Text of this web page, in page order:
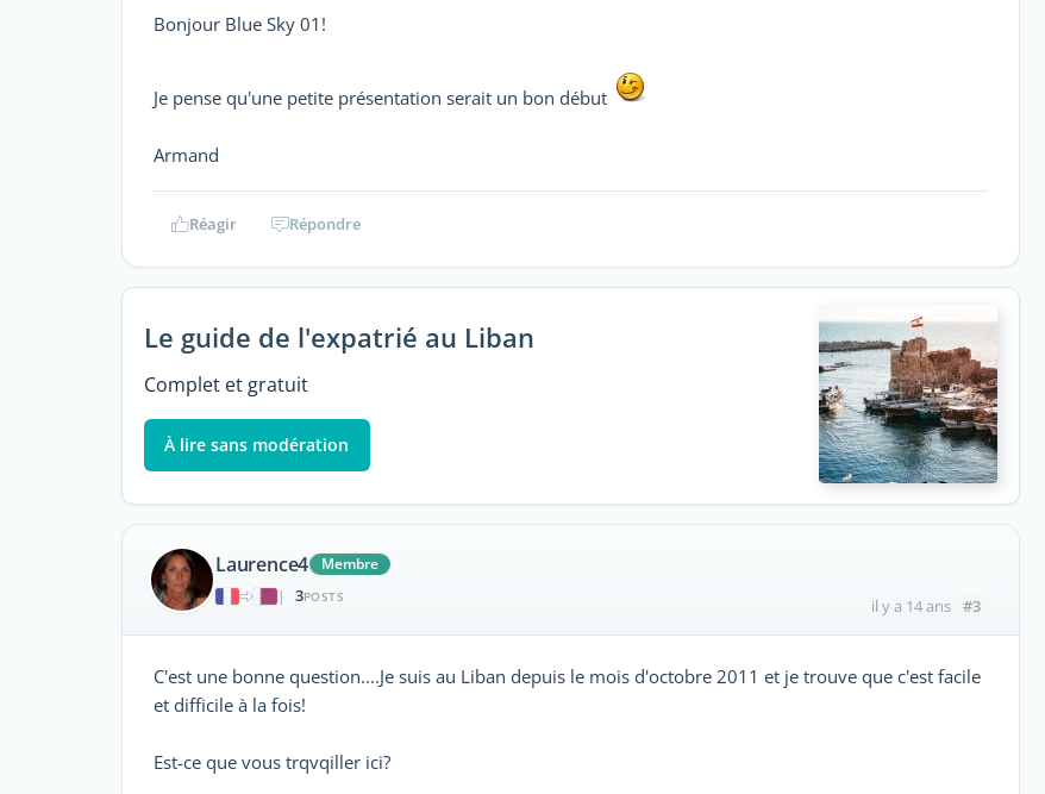
Bonjour Blue Sky 01!
Je pense qu'une petite présentation serait un bon début
Armand
Réagir Répondre
Le guide de l'expatrié au Liban
Complet et gratuit
À lire sans modération
Laurence4
Membre
|
3POSTS il y a 14 ans #3
C'est une bonne question....Je suis au Liban depuis le mois d'octobre 2011 et je trouve que c'est facile
et difficile à la fois!
Est-ce que vous trqvqiller ici?